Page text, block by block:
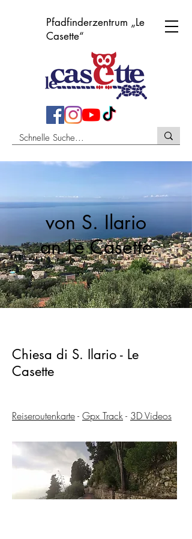
Pfadfinderzentrum „Le
Casette“
von S. Ilario
an Le Casette
Chiesa di S. Ilario - Le
Casette
Reiseroutenkarte- Gpx Track- 3D Videos